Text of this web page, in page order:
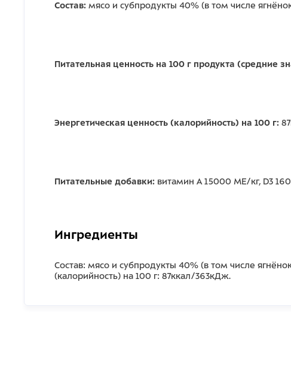
Состав: мясо и субпродукты 40% (в том числе
Питательная ценность на 100 г продукта (средние
Энергетическая ценность (калорийность) на 100 г:
Питательные добавки: витамин А 15000 МЕ/кг, D3
Ингредиенты
Состав: мясо и субпродукты 40% (в том числе
(калорийность) на 100 г: 87ккал/363кДж.